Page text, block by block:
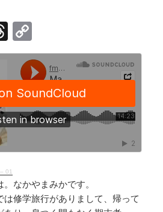
T
h
e
a
d
s
o
p
y
Li
n
k
01
なかやまみかです。
は修学旅行がありまして、帰って